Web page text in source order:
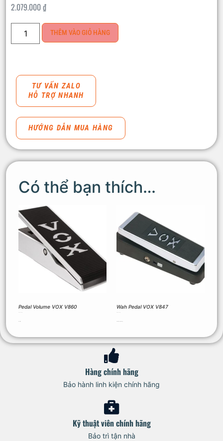
2.079.000₫
THÊM VÀO GIỎ HÀNG
TƯ VẤN ZALO
HỖ TRỢ NHANH
HƯỚNG DẪN MUA HÀNG
Có thể bạn thích…
Pedal Volume VOX V860 Wah Pedal VOX V847
Hàng chính hãng
Bảo hành linh kiện chính hãng
Kỹ thuật viên chính hãng
Bảo trì tận nhà